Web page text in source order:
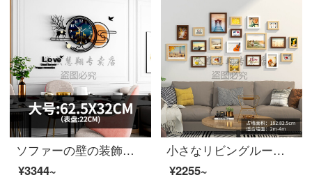
ソファーの壁の装飾は客間の装飾を描いて、壁に壁を掛けて、現代簡単なソファーの背景壁の装飾画客間の北欧スタイルのレストランを掛けます。
¥3344~
小さなリビングルームのソファーの背景壁に北欧風の風景を描いた飾り付けテレビの壁に飾った装飾品のアイデア家庭の暖かい壁掛け廊下のレストランの壁に沿ってカスタマイズ品の美しい生活を描いています。
¥2255~